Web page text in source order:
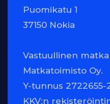
Puomikatu 1
37150 Nokia
Vastuullinen
Matkatoimisto Oy.
Y-tunnus 2722655-
KKV:n